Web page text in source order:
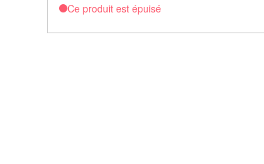
Ce produit est épuisé